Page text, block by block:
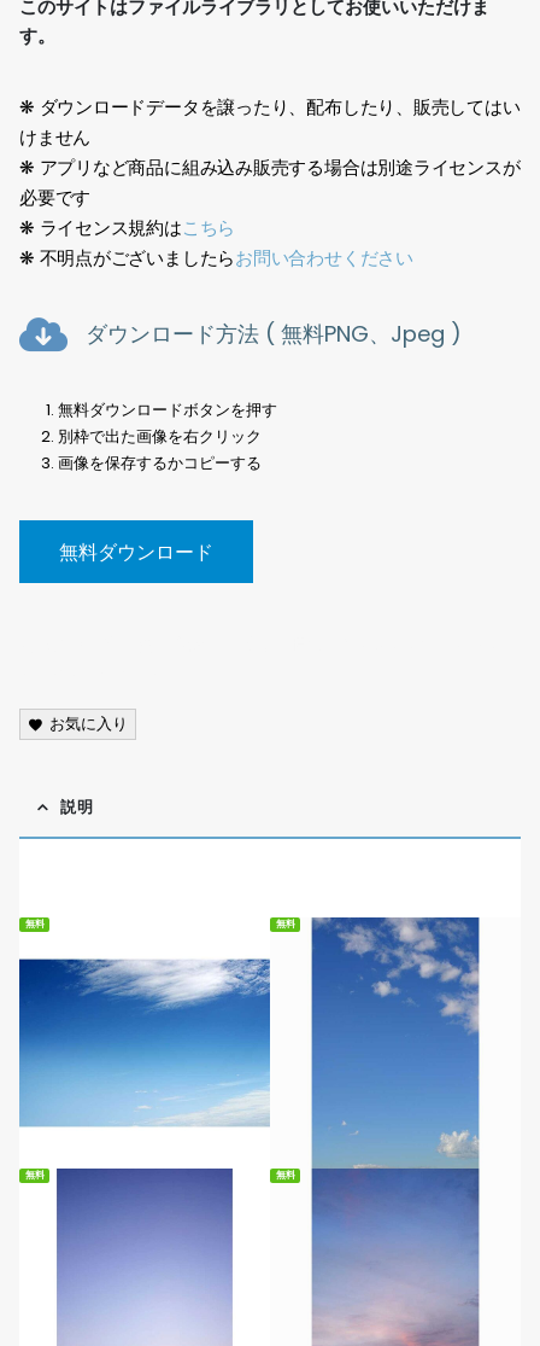
このサイトはファイルライブラリとしてお使いいただけま
す。
❋ ダウンロードデータを譲ったり、配布したり、販売してはい
けません
❋ アプリなど商品に組み込み販売する場合は別途ライセンスが
必要です
❋ ライセンス規約はこちら
❋ 不明点がございましたらお問い合わせください
ダウンロード方法 ( 無料PNG、Jpeg )
無料ダウンロードボタンを押す
別枠で出た画像を右クリック
画像を保存するかコピーする
無料ダウンロード
お気に入り
説明
無料
無料ダウンロード
無料
無料 無料